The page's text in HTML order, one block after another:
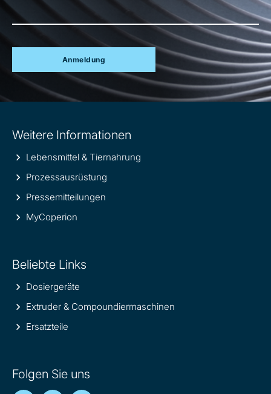
Anmeldung
information
Weitere Informationen
Lebensmittel & Tiernahrung
Prozessausrüstung
Pressemitteilungen
MyCoperion
Beliebte Links
Dosiergeräte
Extruder & Compoundiermaschinen
Ersatzteile
Folgen Sie uns